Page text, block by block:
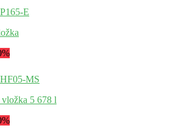
5 678 l